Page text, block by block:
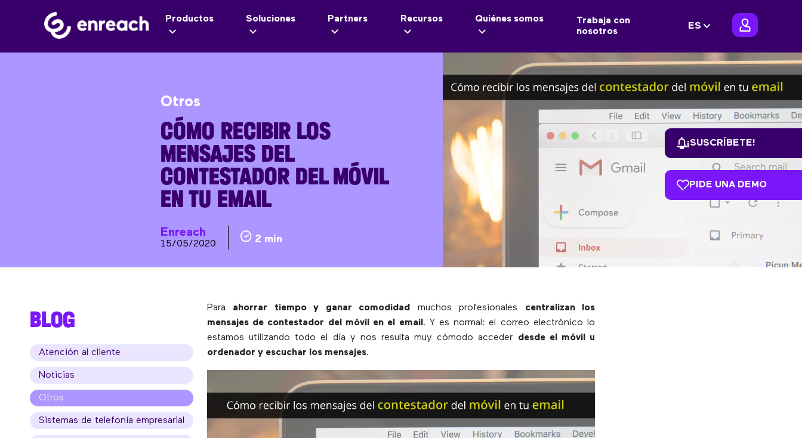
Productos Soluciones Partners Recursos Quiénes somos
Trabaja con
nosotros
ES
Otros
CÓMO RECIBIR LOS
MENSAJES DEL
CONTESTADOR DEL MÓVIL
EN TU EMAIL
Enreach
15/05/2020 2 min
Para ahorrar tiempo y ganar comodidad muchos profesionales centralizan los
mensajes de contestador del móvil en el email. Y es normal: el correo electrónico lo
estamos utilizando todo el día y nos resulta muy cómodo acceder desde el móvil u
ordenador y escuchar los mensajes.
BLOG
Atención al cliente
Noticias
Otros
Sistemas de telefonía empresarial
¡SUSCRÍBETE!
PIDE UNA DEMO